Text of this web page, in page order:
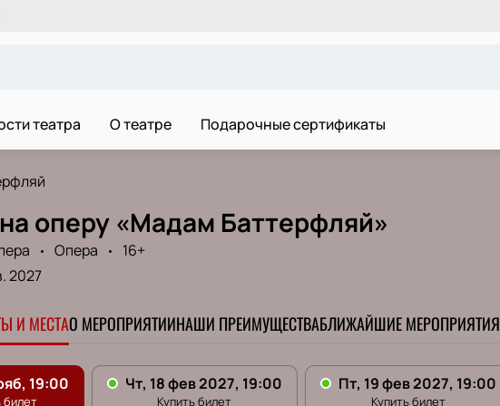
театра О театре Подарочные сертификаты
оперу «Мадам Баттерфляй»
Опера
16+
2027
И МЕСТАО МЕРОПРИЯТИИНАШИ ПРЕИМУЩЕСТВАБЛИЖАЙШИЕ МЕРОПРИЯТИЯ